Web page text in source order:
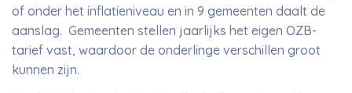
of onder het inflatieniveau en in 9 gemeenten daalt de
aanslag. Gemeenten stellen jaarlijks het eigen OZB-
tarief vast, waardoor de onderlinge verschillen groot
kunnen zijn.